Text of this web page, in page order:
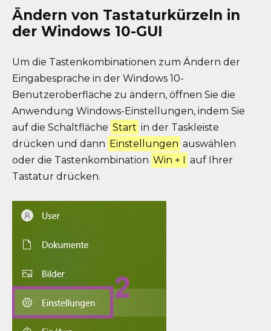
Ändern von Tastaturkürzeln in
der Windows 10-GUI
Um die Tastenkombinationen zum Ändern der
Eingabesprache in der Windows 10-
Benutzeroberfläche zu ändern, öffnen Sie die
Anwendung Windows-Einstellungen, indem Sie
auf die Schaltfläche Start in der Taskleiste
drücken und dann Einstellungen auswählen
oder die Tastenkombination Win + I auf Ihrer
Tastatur drücken.